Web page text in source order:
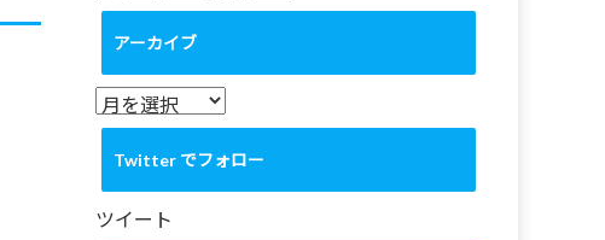
テ
リ
ー
アーカイブ
ア
ー
イ
ブ
Twitter でフォロー
ツイート